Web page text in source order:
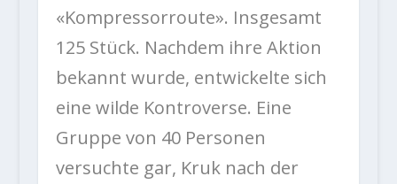
«Kompressorroute». Insgesamt
125 Stück. Nachdem ihre Aktion
bekannt wurde, entwickelte sich
eine wilde Kontroverse. Eine
Gruppe von 40 Personen
versuchte gar, Kruk nach der